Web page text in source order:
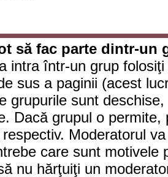
să fac parte dintr-un
intra într-un grup
sus a paginii (acest
grupurile sunt
Dacă grupul o
Moderatorul
care sunt motivele
nu hărţuiţi un